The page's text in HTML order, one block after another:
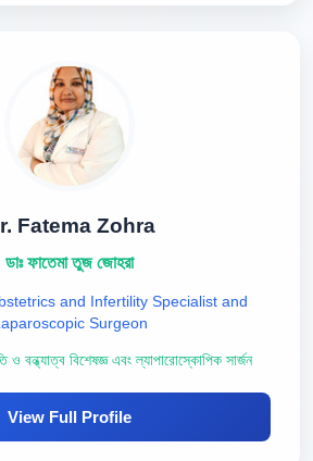
Fatema Zohra
ডাঃ ফাতেমা তুজ জোহরা
and Infertility Specialist and
Surgeon
ও বন্ধ্যাত্ব বিশেষজ্ঞ এবং ল্যাপারোস্কোপিক সার্জন
View Full Profile